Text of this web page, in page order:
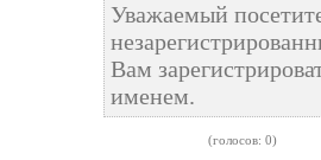
Уважаемый
Вам
именем.
(голосов: 0)